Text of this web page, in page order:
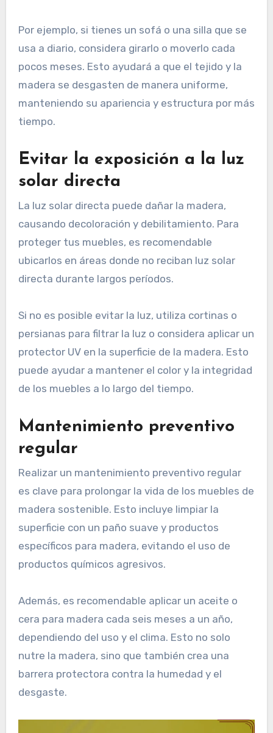
Por ejemplo, si tienes un sofá o una silla que se
usa a diario, considera girarlo o moverlo cada
pocos meses. Esto ayudará a que el tejido y la
madera se desgasten de manera uniforme,
manteniendo su apariencia y estructura por más
tiempo.
Evitar la exposición a la luz
solar directa
La luz solar directa puede dañar la madera,
causando decoloración y debilitamiento. Para
proteger tus muebles, es recomendable
ubicarlos en áreas donde no reciban luz solar
directa durante largos períodos.
Si no es posible evitar la luz, utiliza cortinas o
persianas para filtrar la luz o considera aplicar un
protector UV en la superficie de la madera. Esto
puede ayudar a mantener el color y la integridad
de los muebles a lo largo del tiempo.
Mantenimiento preventivo
regular
Realizar un mantenimiento preventivo regular
es clave para prolongar la vida de los muebles de
madera sostenible. Esto incluye limpiar la
superficie con un paño suave y productos
específicos para madera, evitando el uso de
productos químicos agresivos.
Además, es recomendable aplicar un aceite o
cera para madera cada seis meses a un año,
dependiendo del uso y el clima. Esto no solo
nutre la madera, sino que también crea una
barrera protectora contra la humedad y el
desgaste.